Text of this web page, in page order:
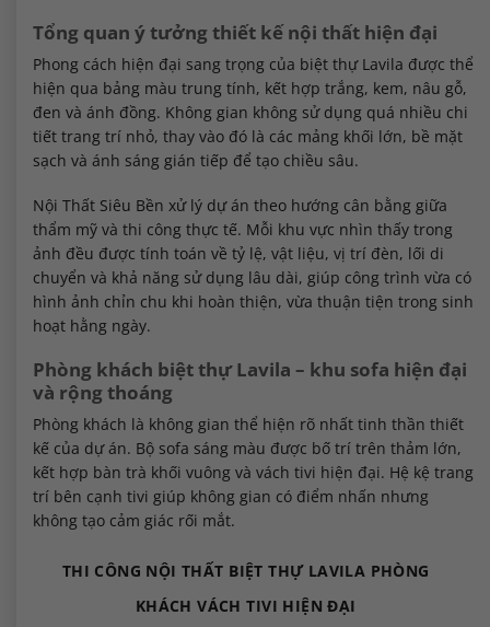
Tổng quan ý tưởng thiết kế nội thất hiện đại
Phong cách hiện đại sang trọng của biệt thự Lavila được thể
hiện qua bảng màu trung tính, kết hợp trắng, kem, nâu gỗ,
đen và ánh đồng. Không gian không sử dụng quá nhiều chi
tiết trang trí nhỏ, thay vào đó là các mảng khối lớn, bề mặt
sạch và ánh sáng gián tiếp để tạo chiều sâu.
Nội Thất Siêu Bền xử lý dự án theo hướng cân bằng giữa
thẩm mỹ và thi công thực tế. Mỗi khu vực nhìn thấy trong
ảnh đều được tính toán về tỷ lệ, vật liệu, vị trí đèn, lối di
chuyển và khả năng sử dụng lâu dài, giúp công trình vừa có
hình ảnh chỉn chu khi hoàn thiện, vừa thuận tiện trong sinh
hoạt hằng ngày.
Phòng khách biệt thự Lavila – khu sofa hiện đại
và rộng thoáng
Phòng khách là không gian thể hiện rõ nhất tinh thần thiết
kế của dự án. Bộ sofa sáng màu được bố trí trên thảm lớn,
kết hợp bàn trà khối vuông và vách tivi hiện đại. Hệ kệ trang
trí bên cạnh tivi giúp không gian có điểm nhấn nhưng
không tạo cảm giác rối mắt.
THI CÔNG NỘI THẤT BIỆT THỰ LAVILA PHÒNG
KHÁCH VÁCH TIVI HIỆN ĐẠI